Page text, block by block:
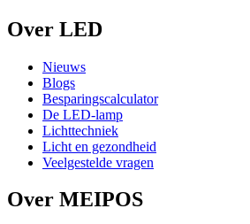
Over LED
Nieuws
Blogs
Besparingscalculator
De LED-lamp
Lichttechniek
Licht en gezondheid
Veelgestelde vragen
Over MEIPOS